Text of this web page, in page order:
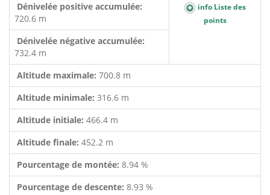
Dénivelée positive accumulée:
720.6 m
info Liste des
points
Dénivelée négative accumulée:
732.4 m
Altitude maximale: 700.8 m
Altitude minimale: 316.6 m
Altitude initiale: 466.4 m
Altitude finale: 452.2 m
Pourcentage de montée: 8.94 %
Pourcentage de descente: 8.93 %